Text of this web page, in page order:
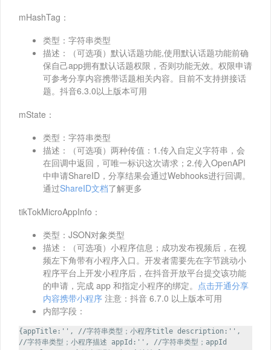
mHashTag：
类型：字符串类型
描述：（可选项）默认话题功能,使用默认话题功能前确
保自己app拥有默认话题权限，否则功能无效。权限申请
可参考分享内容携带话题相关内容。目前不支持拼接话
题。抖音6.3.0以上版本可用
mState：
类型：字符串类型
描述：（可选项）两种传值：1.传入自定义字符串，会
在回调中返回，可唯一标识这次请求；2.传入OpenAPI
中申请ShareID，分享结果会通过Webhooks进行回调。
通过ShareID文档了解更多
tikTokMicroAppInfo：
类型：JSON对象类型
描述：（可选项）小程序信息；成功发布视频后，在视
频左下角带有小程序入口。开发者需要先在字节跳动小
程序平台上开发小程序后，在抖音开放平台提交该功能
的申请，完成 app 和指定小程序的绑定。 点击开通分享
内容携带小程序 注意：抖音 6.7.0 以上版本可用
内部字段：
{appTitle:'', //字符串类型；小程序title description:'',
//字符串类型；小程序描述 appId:'', //字符串类型；appId